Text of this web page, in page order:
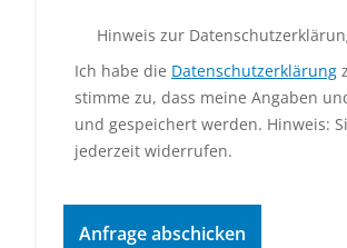
Hinweis zur
Ich habe die Datenschutzerklärung
stimme zu, dass meine Angaben
und gespeichert werden. Hinweis:
jederzeit widerrufen.